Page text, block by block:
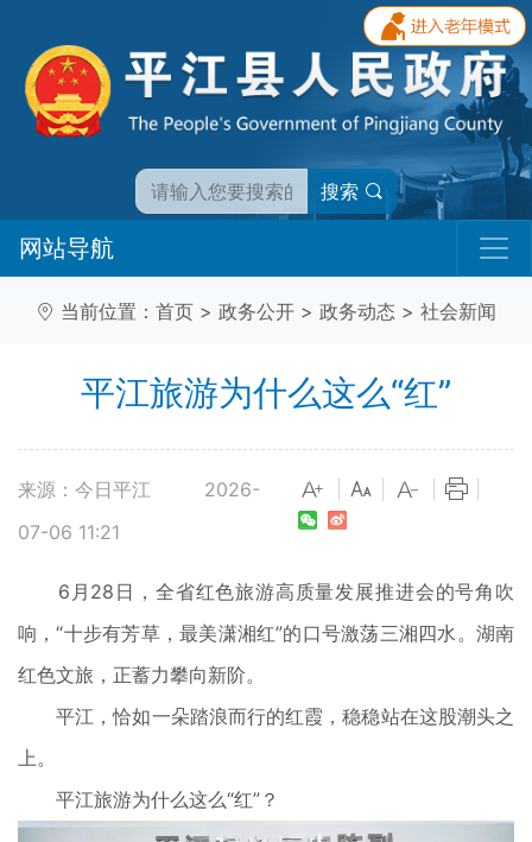
搜索
网站导航
当前位置： 首页 > 政务公开 > 政务动态 > 社会新闻
平江旅游为什么这么“红”
来源：今日平江
2026-
07-06 11:21
6月28日，全省红色旅游高质量发展推进会的号角吹
响，“十步有芳草，最美潇湘红”的口号激荡三湘四水。湖南
红色文旅，正蓄力攀向新阶。
平江，恰如一朵踏浪而行的红霞，稳稳站在这股潮头之
上。
平江旅游为什么这么“红”？